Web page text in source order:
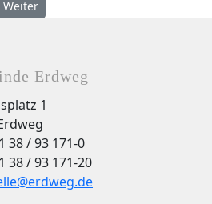
Beitrag: Amtsblatt Nr. 16 vom 13.5.26
Nächster Beitrag: Amtsblatt Nr. 14 vom
Weiter
Erdweg
1
38 / 93 171-0
38 / 93 171-20